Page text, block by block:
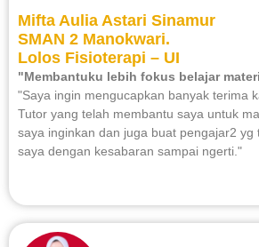
Mifta Aulia Astari Sinamur
SMAN 2 Manokwari.
Lolos Fisioterapi – UI
"Membantuku lebih fokus belajar
"Saya ingin mengucapkan banyak terima
Tutor yang telah membantu saya untuk
saya inginkan dan juga buat pengajar2 yg
saya dengan kesabaran sampai ngerti."